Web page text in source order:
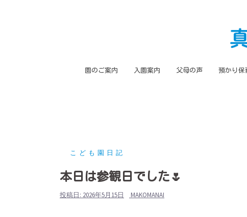
園のご案内 入園案内 父母の声 預かり保
こども園日記
本日は参観日でした🌷
投稿日: 2026年5月15日 MAKOMANAI